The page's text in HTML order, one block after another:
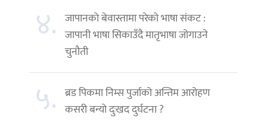
४. जापानको बेवास्तामा परेको भाषा संकट :
जापानी भाषा सिकाउँदै मातृभाषा जोगाउने
चुनौती
५. ब्रड पिकमा निम्स पुर्जाको अन्तिम आरोहण
कसरी बन्यो दुःखद दुर्घटना ?